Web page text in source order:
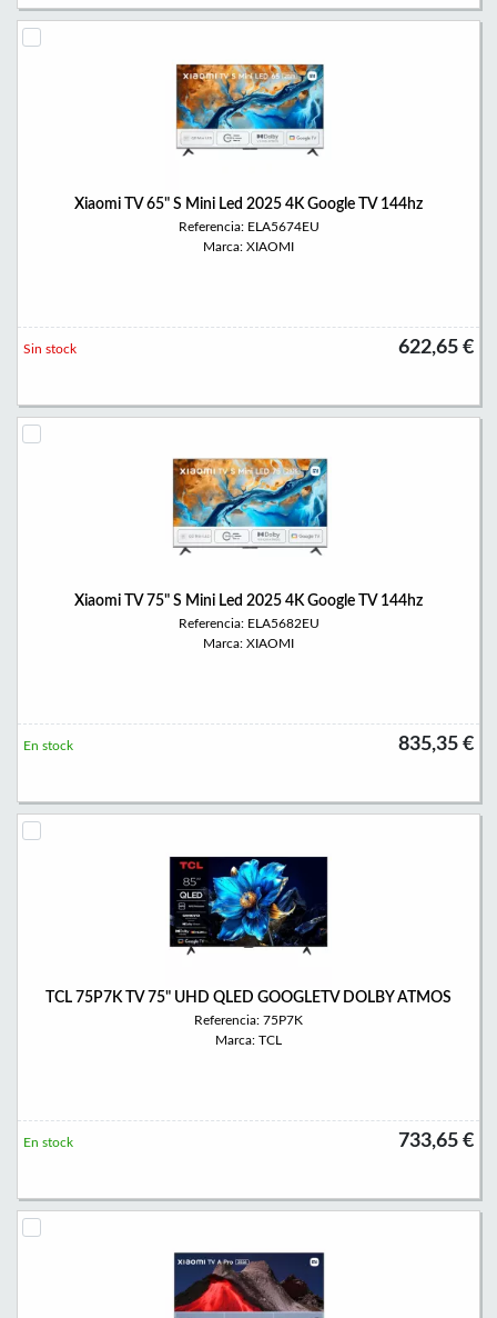
Xiaomi TV 65" S Mini Led 2025 4K Google TV 144hz
Referencia: ELA5674EU
Marca: XIAOMI
622,65 €
Sin stock
Xiaomi TV 75" S Mini Led 2025 4K Google TV 144hz
Referencia: ELA5682EU
Marca: XIAOMI
835,35 €
En stock
TCL 75P7K TV 75" UHD QLED GOOGLETV DOLBY ATMOS
Referencia: 75P7K
Marca: TCL
733,65 €
En stock